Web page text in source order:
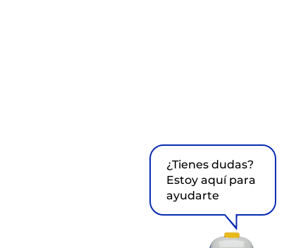
¿Tienes dudas?
Estoy aquí para
ayudarte